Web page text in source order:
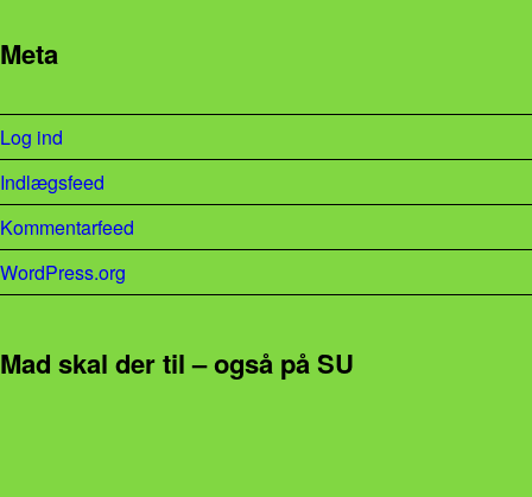
Meta
Log ind
Indlægsfeed
Kommentarfeed
WordPress.org
Mad skal der til – også på SU